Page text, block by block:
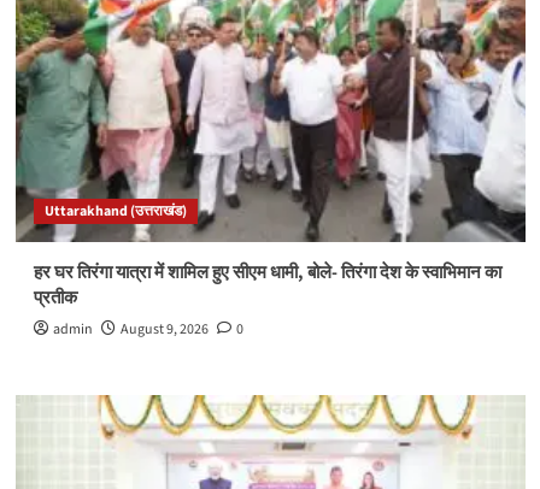
Uttarakhand (उत्तराखंड)
हर घर तिरंगा यात्रा में शामिल हुए सीएम धामी, बोले- तिरंगा देश के स्वाभिमान का
प्रतीक
admin August 9, 2026 0